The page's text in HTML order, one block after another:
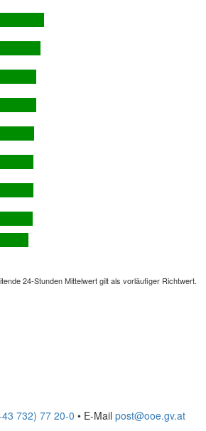
24-Stunden Mittelwert gilt als vorläufiger Richtwert.
732) 77 20-0 • E-Mail post@ooe.gv.at